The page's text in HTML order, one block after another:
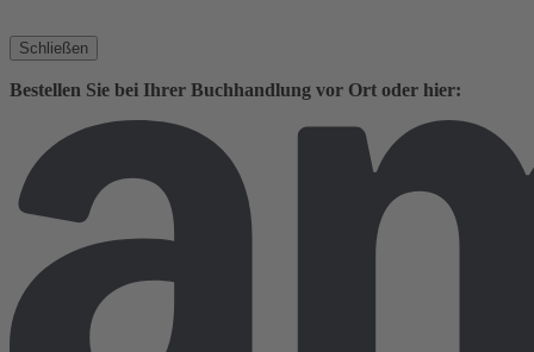
Schließen
Bestellen Sie bei Ihrer Buchhandlung vor Ort oder hier: